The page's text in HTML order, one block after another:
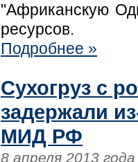
"Африканскую
ресурсов.
Подробнее »
Сухогруз с
задержали
МИД РФ
8 апреля 2013 года